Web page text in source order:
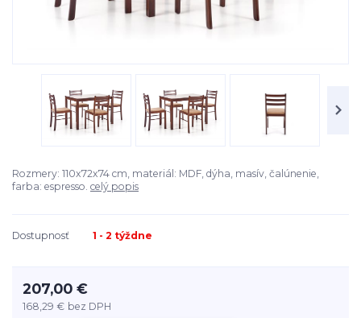
Rozmery: 110x72x74 cm, materiál: MDF, dýha, masív, čalúnenie,
farba: espresso. celý popis
Dostupnosť 1 - 2 týždne
207,00 €
168,29 € bez DPH